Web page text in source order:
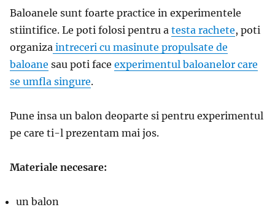
Baloanele sunt foarte practice in experimentele
stiintifice. Le poti folosi pentru a testa rachete, poti
organiza intreceri cu masinute propulsate de
baloane sau poti face experimentul baloanelor care
se umfla singure.
Pune insa un balon deoparte si pentru experimentul
pe care ti-l prezentam mai jos.
Materiale necesare:
un balon